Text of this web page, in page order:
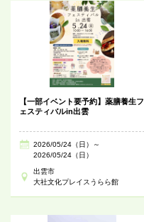
【一部イベント要予約】薬膳養生フ
ェスティバルin出雲
2026/05/24（日）～
2026/05/24（日）
出雲市
大社文化プレイスうらら館